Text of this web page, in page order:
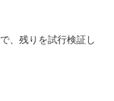
、残りを試行検証し